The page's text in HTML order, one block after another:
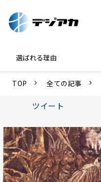
選ばれる理由
TOP 全ての記事
ツイート